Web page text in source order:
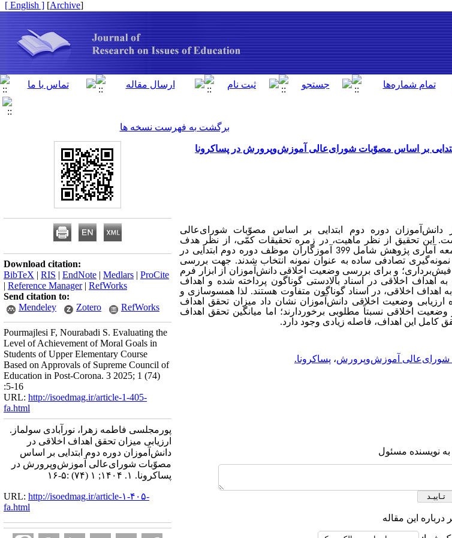
[
Archive
]
[ English ]
برگشت به فهرست نسخه ها
بر اساس مصوّبات شورای‌عالی آموزش‌وپرورش در پساکرونا
دوره دوم ابتدایی بر اساس مصوّبات شورای‌عالی
این تحقیق از نظر ماهیت، در زمره تحقیقات کمّی، از نظر هدف
آماری پژوهش شامل399 آموزگاران موظفدوره دوم ابتدایی در
بودند که 221 آموزگار با روش نمونه‌گیری تصادفی ساده به ‌عنوان نمونه انتخاب شدند. جهت بررسی
فیش‌برداری؛ و برای بررسی وضعیت اخلاقی دانش‌آموزان از
ابزار فرم
اهداف اخلاقی در اسناد بالادستی گوناگون پرداخته شده و اهداف
اخلاقی، در اسناد گوناگون متفاوت هستند. لذا همسوسازی و
وضعیت اخلاقی دانش‌آموزان نشان داد میزان تحقق اهداف
اخلاقی نسبتاً مطلوبی برخوردارند؛ اما میانگین تحقق اهداف
کامل این اهداف، فاصله زیادی وجود دارد.
شورای‌عالی آموزش‌وپرورش، پساکرونا.
به نویسنده مسئول
درباره این مقاله
Download citation:
BibTeX | RIS | EndNote | Medlars | ProCite
| Reference Manager| RefWorks
Send citation to:
Mendeley
Zotero RefWorks
Pourmajlesi F, Nourabadi S. Evaluating the
Level of Achievement of Moral Goals in
Students of Upper Elementary Course
Based on Approvals of Supreme Council of
Education in Post-Corona. 3 2025; 1 (74)
:5-16
URL: http://isoedmag.ir/article-1-405-
fa.html
پورمجلسی فاطمه زهرا، نورآبادی سولماز.
ارزیابی میزان تحقق اهداف اخلاقی در
دانش‌آموزان دوره دوم ابتدایی بر اساس
مصوّبات شورای‌عالی آموزش‌وپرورش در
پساکرونا. ۱. ۱۴۰۴; ۱ (۷۴) :۵-۱۶
URL: http://isoedmag.ir/article-۱-۴۰۵-
fa.html